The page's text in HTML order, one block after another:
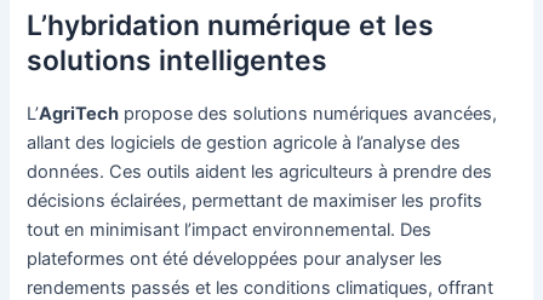
L’hybridation numérique et les
solutions intelligentes
L’AgriTech propose des solutions numériques avancées,
allant des logiciels de gestion agricole à l’analyse des
données. Ces outils aident les agriculteurs à prendre des
décisions éclairées, permettant de maximiser les profits
tout en minimisant l’impact environnemental. Des
plateformes ont été développées pour analyser les
rendements passés et les conditions climatiques, offrant